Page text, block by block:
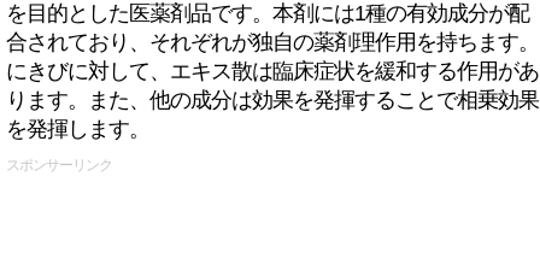
を目的とした医薬剤品です。本剤には1種の有効成分が配
合されており、それぞれが独自の薬剤理作用を持ちます。
にきびに対して、エキス散は臨床症状を緩和する作用があ
ります。また、他の成分は効果を発揮することで相乗効果
を発揮します。
スポンサーリンク